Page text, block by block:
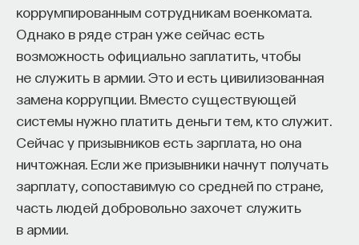
коррумпированным сотрудникам военкомата.
Однако в ряде стран уже сейчас есть
возможность официально заплатить, чтобы
не служить в армии. Это и есть цивилизованная
замена коррупции. Вместо существующей
системы нужно платить деньги тем, кто служит.
Сейчас у призывников есть зарплата, но она
ничтожная. Если же призывники начнут получать
зарплату, сопоставимую со средней по стране,
часть людей добровольно захочет служить
в армии.